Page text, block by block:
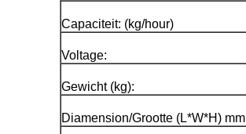
Capaciteit: (kg/hour)
Voltage:
Gewicht (kg):
Diamension/Grootte (L*W*H) mm